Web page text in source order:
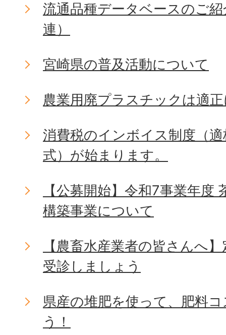
流通品種データベースのご
連）
宮崎県の普及活動について
農業用廃プラスチックは適
消費税のインボイス制度（
式）が始まります。
【公募開始】令和7事業年度
構築事業について
【農畜水産業者の皆さんへ
受診しましょう
県産の堆肥を使って、肥料
う！